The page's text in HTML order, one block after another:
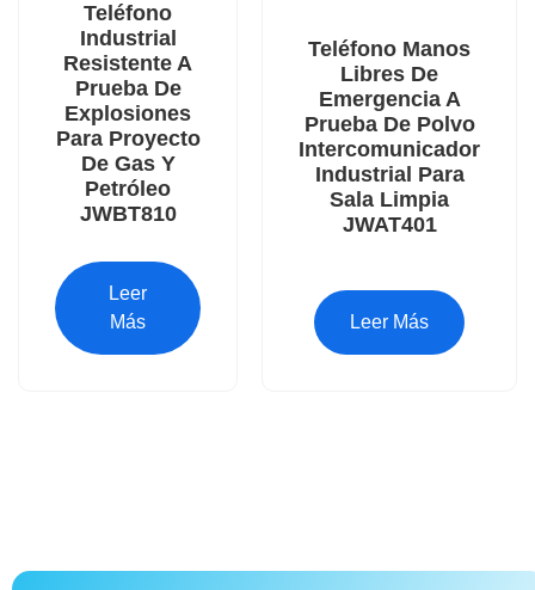
Teléfono
Industrial
Resistente A
Prueba De
Explosiones
Para Proyecto
De Gas Y
Petróleo
JWBT810
Leer
Más
Teléfono Manos
Libres De
Emergencia A
Prueba De Polvo
Intercomunicador
Industrial Para
Sala Limpia
JWAT401
Leer Más